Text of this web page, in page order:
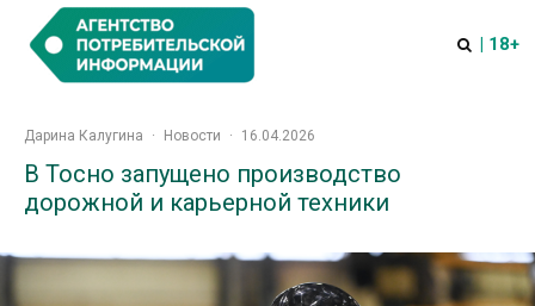
| 18+
Дарина Калугина · Новости · 16.04.2026
В Тосно запущено производство
дорожной и карьерной техники